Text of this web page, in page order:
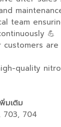
team
💪
customers
quality
มเติม
703, 704